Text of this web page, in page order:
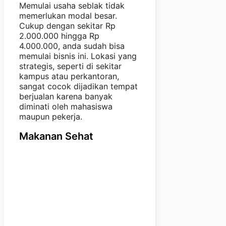
Memulai usaha seblak tidak
memerlukan modal besar.
Cukup dengan sekitar Rp
2.000.000 hingga Rp
4.000.000, anda sudah bisa
memulai bisnis ini. Lokasi yang
strategis, seperti di sekitar
kampus atau perkantoran,
sangat cocok dijadikan tempat
berjualan karena banyak
diminati oleh mahasiswa
maupun pekerja.
Makanan Sehat